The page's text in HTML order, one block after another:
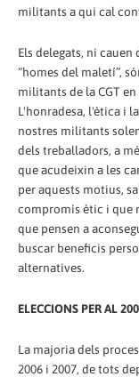
militants a qui cal
Els delegats, ni
“homes del maletí”,
militants de la CGT
L'honradesa, l'ètica i
nostres militants
dels treballadors, a
que acudeixin a les
per aquests motius,
compromís ètic i que
que pensen a
buscar beneficis
alternatives.
ELECCIONS PER AL
La majoria dels
2006 i 2007, de tots